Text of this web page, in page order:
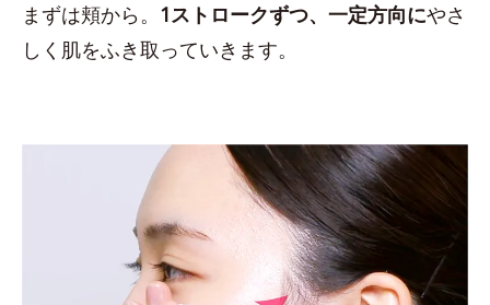
まずは頬から。 1ストロークずつ、一定方向にやさ
しく肌をふき取っていきます。